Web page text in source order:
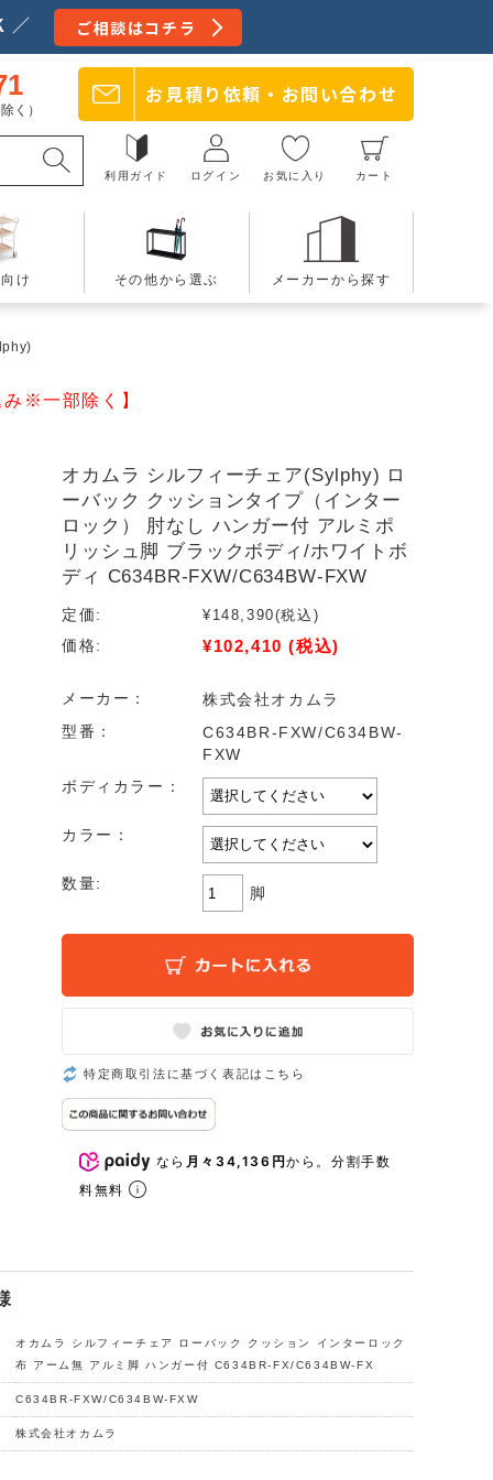
／ ご相談はコチラ
く）
お見積り依頼・ お問い合わせ
利用ガイド ログイン お気に入り カート
け その他から選ぶ メーカーから探す
※一部除く】
オカムラ シルフィーチェア(Sylphy) ロ
ーバック クッションタイプ（インター
ロック） 肘なし ハンガー付 アルミポ
リッシュ脚 ブラックボディ/ホワイトボ
ディ C634BR-FXW/C634BW-FXW
定価: ¥148,390(税込)
価格:
¥102,410 (税込)
メーカー：
株式会社オカムラ
型番：
C634BR-FXW/C634BW-
FXW
ボディカラー：
カラー：
数量:
脚
特定商取引法に基づく表記はこちら
なら 月々34,136円から。分割手数
料無料
オカムラ シルフィーチェア ローバック クッション インターロック
布 アーム無 アルミ脚 ハンガー付 C634BR-FX/C634BW-FX
C634BR-FXW/C634BW-FXW
株式会社オカムラ